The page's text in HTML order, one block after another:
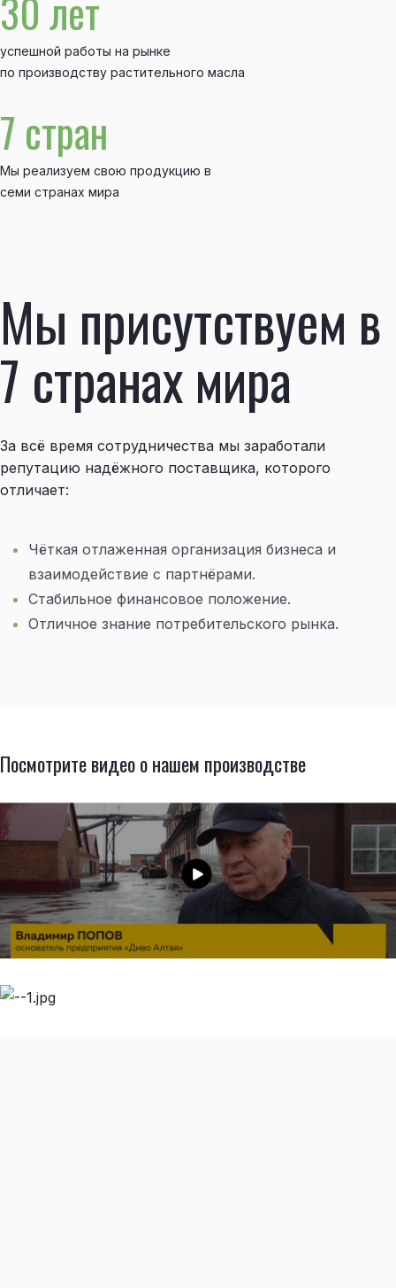
30 лет
успешной работы на рынке
по производству растительного масла
7 стран
Мы реализуем свою продукцию в
семи странах мира
Мы присутствуем в
7 странах мира
За всё время сотрудничества мы заработали
репутацию надёжного поставщика, которого
отличает:
Чёткая отлаженная организация бизнеса и
взаимодействие с партнёрами.
Стабильное финансовое положение.
Отличное знание потребительского рынка.
Посмотрите видео о нашем производстве